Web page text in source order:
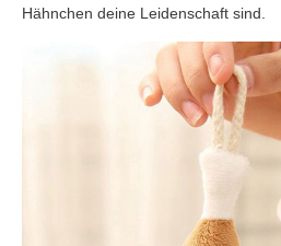
Hähnchen deine Leidenschaft sind.